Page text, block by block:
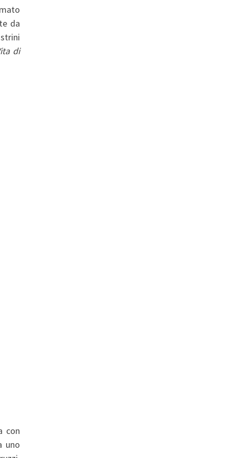
da
di
con
uno